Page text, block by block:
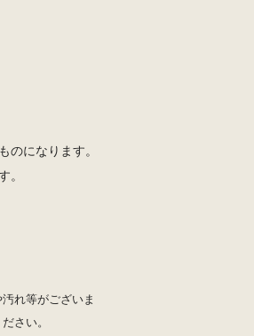
のになります。
。
れ等がございま
さい。